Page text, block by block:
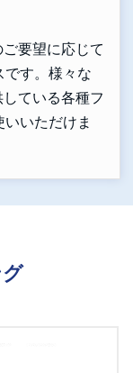
要望に応じて
す。様々な
ている各種フ
いただけま